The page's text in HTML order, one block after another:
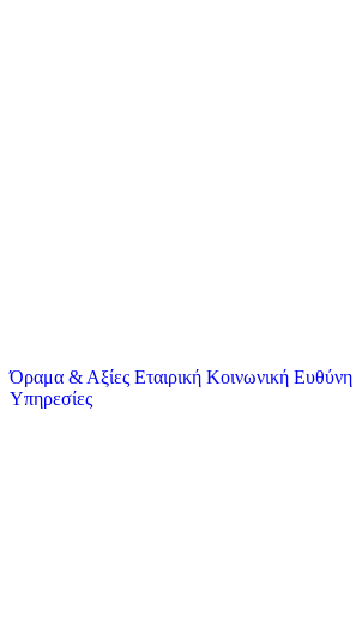
Όραμα & Αξίες Εταιρική Κοινωνική Ευθύνη
Υπηρεσίες